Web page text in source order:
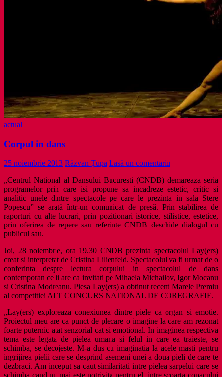
actual
Corpul in dans
25 noiembrie 2013 Răzvan Țupa Lasă un comentariu
„Centrul National al Dansului Bucuresti (CNDB) demareaza seria
programelor prin care isi propune sa incadreze estetic, critic si
analitic unele dintre spectacole pe care le prezinta in sala Stere
Popescu” se arată într-un comunicat de presă. Prin stabilirea de
raporturi cu alte lucrari, prin pozitionari istorice, stilistice, estetice,
prin oferirea de repere sau referinte CNDB deschide dialogul cu
publicul sau.
Joi, 28 noiembrie, ora 19.30 CNDB prezinta spectacolul Lay(ers)
creat si interpretat de Cristina Lilienfeld. Spectacolul va fi urmat de o
conferinta despre lectura corpului in spectacolul de dans
contemporan ce ii are ca invitati pe Mihaela Michailov, Igor Mocanu
si Cristina Modreanu. Piesa Lay(ers) a obtinut recent Marele Premiu
al competitiei ALT CONCURS NATIONAL DE COREGRAFIE.
„Lay(ers) exploreaza conexiunea dintre piele ca organ si emotie.
Proiectul meu are ca punct de plecare o imagine la care am rezonat
foarte puternic atat senzorial cat si emotional. In imaginea respectiva
tema este legata de pielea umana si felul in care ea traieste, se
schimba, se decojeste. M-a dus cu imaginatia la acele masti pentru
ingrijirea pielii care se desprind asemeni unei a doua pieli de care te
dezbraci. Am inceput sa caut similaritati intre pielea sarpelui care se
schimba cand nu mai este potrivita pentru el, intre scoarta copacului